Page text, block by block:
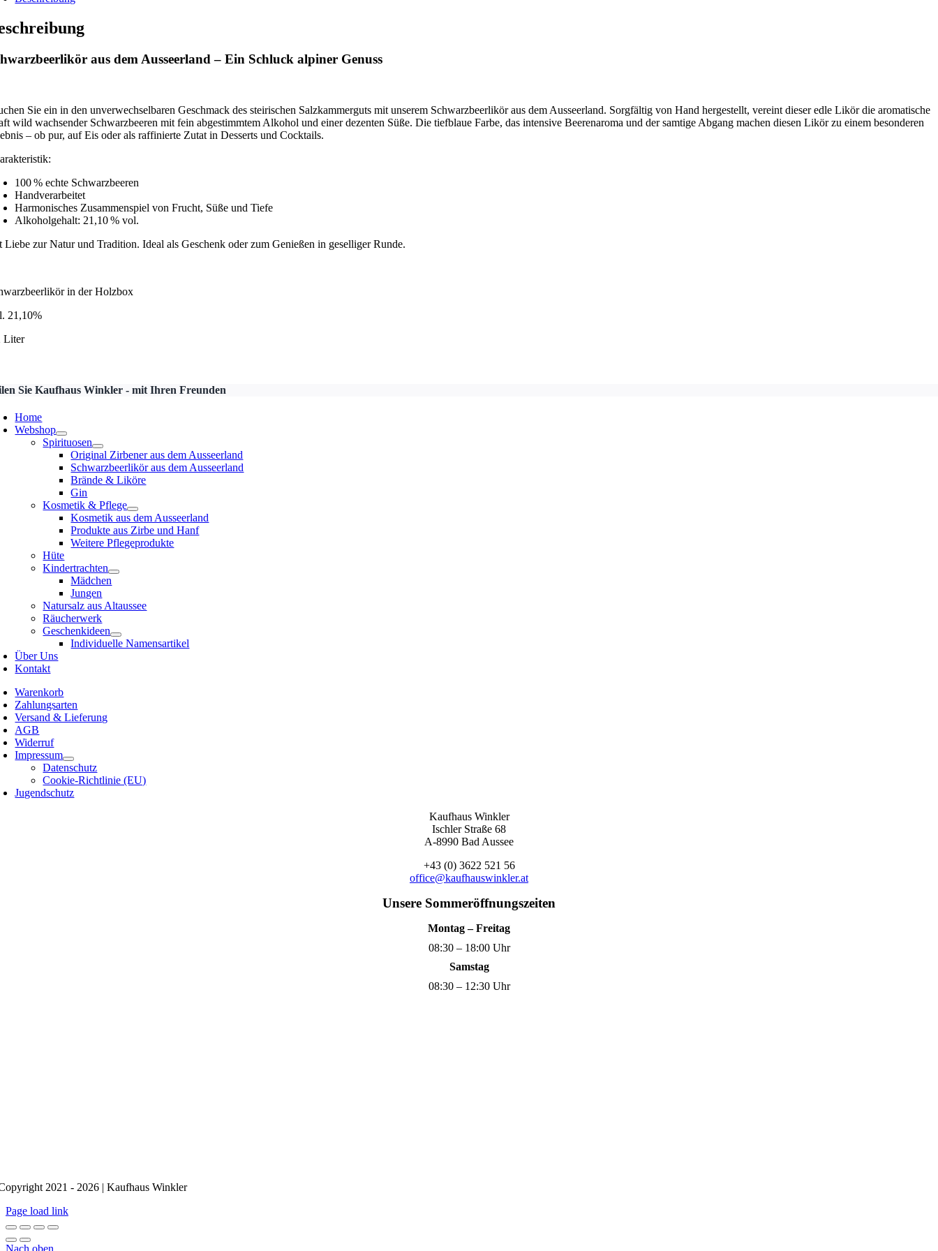
aus dem Ausseerland – Ein Schluck alpiner Genuss
Sie ein in den unverwechselbaren Geschmack des steirischen Salzkammerguts mit unserem Schwarzbeerlikör aus dem Ausseerland. Sorgfältig von Hand hergestellt, vereint dieser edle Likör die aromatische
wild wachsender Schwarzbeeren mit fein abgestimmtem Alkohol und einer dezenten Süße. Die tiefblaue Farbe, das intensive Beerenaroma und der samtige Abgang machen diesen Likör zu einem besonderen
– ob pur, auf Eis oder als raffinierte Zutat in Desserts und Cocktails.
100 % echte Schwarzbeeren
Handverarbeitet
Harmonisches Zusammenspiel von Frucht, Süße und Tiefe
Alkoholgehalt: 21,10 % vol.
Liebe zur Natur und Tradition. Ideal als Geschenk oder zum Genießen in geselliger Runde.
in der Holzbox
21,10%
Liter
Sie Kaufhaus Winkler - mit Ihren Freunden
Home
Webshop
Spirituosen
Original Zirbener aus dem Ausseerland
Schwarzbeerlikör aus dem Ausseerland
Brände & Liköre
Gin
Kosmetik & Pflege
Kosmetik aus dem Ausseerland
Produkte aus Zirbe und Hanf
Weitere Pflegeprodukte
Hüte
Kindertrachten
Mädchen
Jungen
Natursalz aus Altaussee
Räucherwerk
Geschenkideen
Individuelle Namensartikel
Über Uns
Kontakt
Warenkorb
Zahlungsarten
Versand & Lieferung
AGB
Widerruf
Impressum
Datenschutz
Cookie-Richtlinie (EU)
Jugendschutz
Kaufhaus Winkler
Ischler Straße 68
A-8990 Bad Aussee
+43 (0) 3622 521 56
office@kaufhauswinkler.at
Unsere Sommeröffnungszeiten
Montag – Freitag
08:30 – 18:00 Uhr
Samstag
08:30 – 12:30 Uhr
2021 - 2026 | Kaufhaus Winkler
Page load link
Nach oben